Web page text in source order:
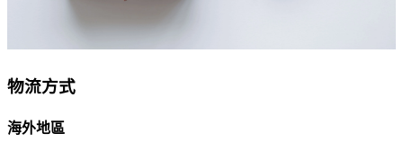
物流方式
海外地區